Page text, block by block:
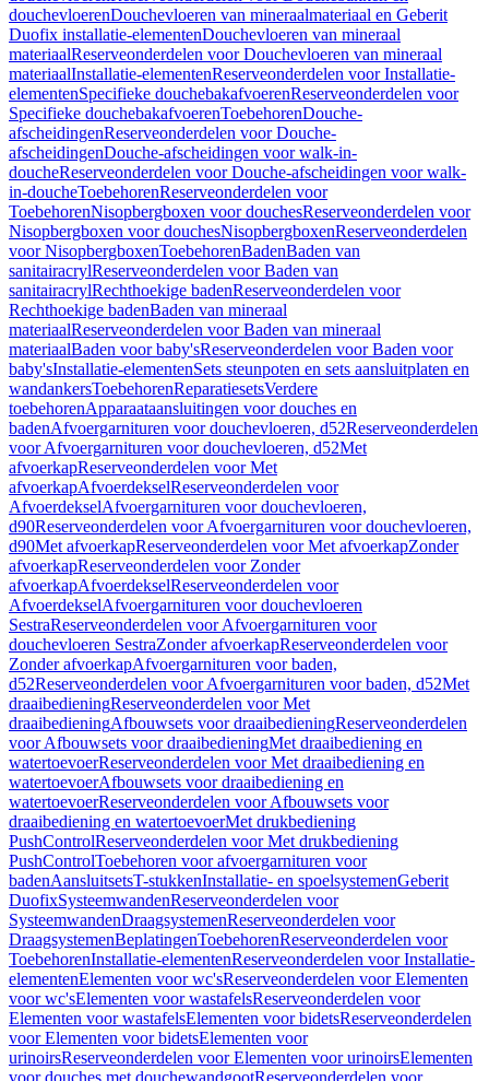
douchevloerenDouchevloeren van mineraalmateriaal en Geberit
Duofix installatie-elementenDouchevloeren van mineraal
materiaalReserveonderdelen voor Douchevloeren van mineraal
materiaalInstallatie-elementenReserveonderdelen voor Installatie-
elementenSpecifieke douchebakafvoerenReserveonderdelen voor
Specifieke douchebakafvoerenToebehorenDouche-
afscheidingenReserveonderdelen voor Douche-
afscheidingenDouche-afscheidingen voor walk-in-
doucheReserveonderdelen voor Douche-afscheidingen voor walk-
in-doucheToebehorenReserveonderdelen voor
ToebehorenNisopbergboxen voor douchesReserveonderdelen voor
Nisopbergboxen voor douchesNisopbergboxenReserveonderdelen
voor NisopbergboxenToebehorenBadenBaden van
sanitairacrylReserveonderdelen voor Baden van
sanitairacrylRechthoekige badenReserveonderdelen voor
Rechthoekige badenBaden van mineraal
materiaalReserveonderdelen voor Baden van mineraal
materiaalBaden voor baby'sReserveonderdelen voor Baden voor
baby'sInstallatie-elementenSets steunpoten en sets aansluitplaten en
wandankersToebehorenReparatiesetsVerdere
toebehorenApparaataansluitingen voor douches en
badenAfvoergarnituren voor douchevloeren, d52Reserveonderdelen
voor Afvoergarnituren voor douchevloeren, d52Met
afvoerkapReserveonderdelen voor Met
afvoerkapAfvoerdekselReserveonderdelen voor
AfvoerdekselAfvoergarnituren voor douchevloeren,
d90Reserveonderdelen voor Afvoergarnituren voor douchevloeren,
d90Met afvoerkapReserveonderdelen voor Met afvoerkapZonder
afvoerkapReserveonderdelen voor Zonder
afvoerkapAfvoerdekselReserveonderdelen voor
AfvoerdekselAfvoergarnituren voor douchevloeren
SestraReserveonderdelen voor Afvoergarnituren voor
douchevloeren SestraZonder afvoerkapReserveonderdelen voor
Zonder afvoerkapAfvoergarnituren voor baden,
d52Reserveonderdelen voor Afvoergarnituren voor baden, d52Met
draaibedieningReserveonderdelen voor Met
draaibedieningAfbouwsets voor draaibedieningReserveonderdelen
voor Afbouwsets voor draaibedieningMet draaibediening en
watertoevoerReserveonderdelen voor Met draaibediening en
watertoevoerAfbouwsets voor draaibediening en
watertoevoerReserveonderdelen voor Afbouwsets voor
draaibediening en watertoevoerMet drukbediening
PushControlReserveonderdelen voor Met drukbediening
PushControlToebehoren voor afvoergarnituren voor
badenAansluitsetsT-stukkenInstallatie- en spoelsystemenGeberit
DuofixSysteemwandenReserveonderdelen voor
SysteemwandenDraagsystemenReserveonderdelen voor
DraagsystemenBeplatingenToebehorenReserveonderdelen voor
ToebehorenInstallatie-elementenReserveonderdelen voor Installatie-
elementenElementen voor wc'sReserveonderdelen voor Elementen
voor wc'sElementen voor wastafelsReserveonderdelen voor
Elementen voor wastafelsElementen voor bidetsReserveonderdelen
voor Elementen voor bidetsElementen voor
urinoirsReserveonderdelen voor Elementen voor urinoirsElementen
voor douches met douchewandgootReserveonderdelen voor